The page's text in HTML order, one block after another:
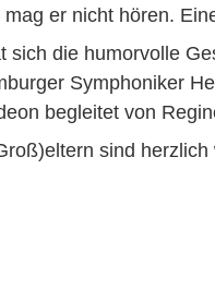
mag er nicht hören.
sich die humorvolle
Symphoniker
begleitet von
sind herzlich